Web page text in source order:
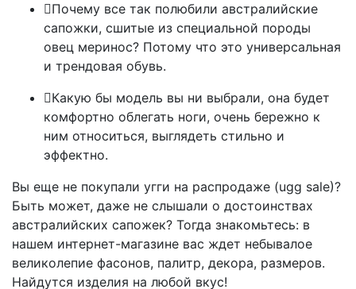
Почему все так полюбили австралийские
сапожки, сшитые из специальной породы
овец меринос? Потому что это универсальная
и трендовая обувь.
Какую бы модель вы ни выбрали, она будет
комфортно облегать ноги, очень бережно к
ним относиться, выглядеть стильно и
эффектно.
Вы еще не покупали угги на распродаже (ugg sale)?
Быть может, даже не слышали о достоинствах
австралийских сапожек? Тогда знакомьтесь: в
нашем интернет-магазине вас ждет небывалое
великолепие фасонов, палитр, декора, размеров.
Найдутся изделия на любой вкус!